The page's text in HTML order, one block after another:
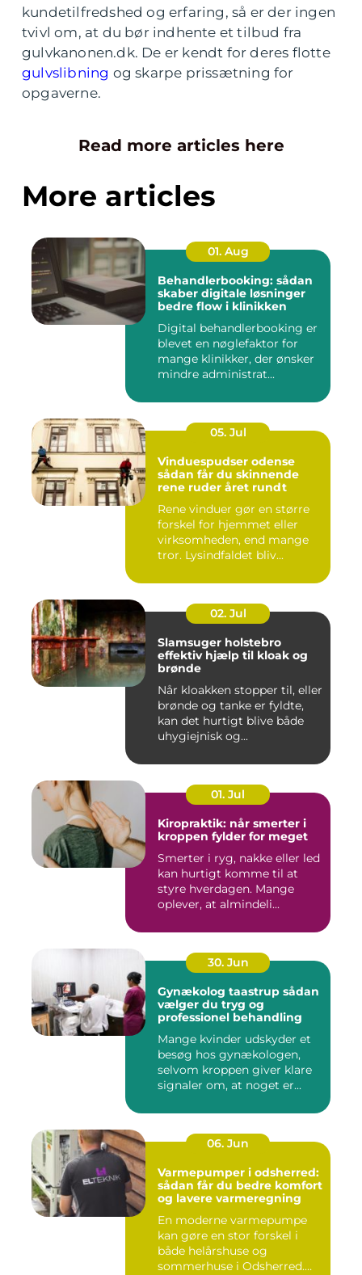
kundetilfredshed og erfaring, så er der ingen
tvivl om, at du bør indhente et tilbud fra
gulvkanonen.dk. De er kendt for deres flotte
gulvslibning og skarpe prissætning for
opgaverne.
Read more articles here
More articles
01. Aug
Behandlerbooking: sådan
skaber digitale løsninger
bedre flow i klinikken
Digital behandlerbooking er
blevet en nøglefaktor for
mange klinikker, der ønsker
mindre administrat...
05. Jul
Vinduespudser odense
sådan får du skinnende
rene ruder året rundt
Rene vinduer gør en større
forskel for hjemmet eller
virksomheden, end mange
tror. Lysindfaldet bliv...
02. Jul
Slamsuger holstebro
effektiv hjælp til kloak og
brønde
Når kloakken stopper til, eller
brønde og tanke er fyldte,
kan det hurtigt blive både
uhygiejnisk og...
01. Jul
Kiropraktik: når smerter i
kroppen fylder for meget
Smerter i ryg, nakke eller led
kan hurtigt komme til at
styre hverdagen. Mange
oplever, at almindeli...
30. Jun
Gynækolog taastrup sådan
vælger du tryg og
professionel behandling
Mange kvinder udskyder et
besøg hos gynækologen,
selvom kroppen giver klare
signaler om, at noget er...
06. Jun
Varmepumper i odsherred:
sådan får du bedre komfort
og lavere varmeregning
En moderne varmepumpe
kan gøre en stor forskel i
både helårshuse og
sommerhuse i Odsherred.